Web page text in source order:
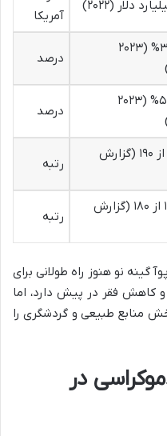
آمریکا
حدود ۳.۹% (۲۰۲۳
درصد
حدود ۵.۵% (۲۰۲۳
درصد
رتبه ۱۲۰ از ۱۹۰ (گزارش
رتبه
رتبه ۱۳۷ از ۱۸۰ (گزارش
رتبه
گینه نو هنوز راه طولانی برای
کاهش فقر در پیش دارد، اما
منابع طبیعی و گردشگری را
در